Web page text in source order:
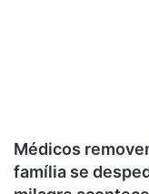
Médicos
família se